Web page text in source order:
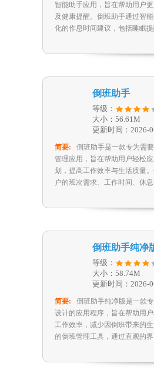
智能助手应用，旨在帮助用户
及健康提醒。倒班助手通过智
化的作息时间建议，包括睡眠
倒班助手
等级：
大小：56.61M
更新时间：2026-
简要:
倒班助手是一款专为需
管理应用，旨在帮助用户轻松
划，提高工作效率与生活质量
户的班次需求、工作时间、休
倒班助手纯净
等级：
大小：58.74M
更新时间：2026-
简要:
倒班助手纯净版是一款
设计的应用程序，旨在帮助用
工作效率，减少因倒班带来的
的倒班管理工具，通过直观的